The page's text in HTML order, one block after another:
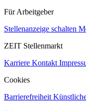
Für Arbeitgeber
Stellenanzeige schalten
ZEIT Stellenmarkt
Karriere Kontakt
Cookies
Barrierefreiheit